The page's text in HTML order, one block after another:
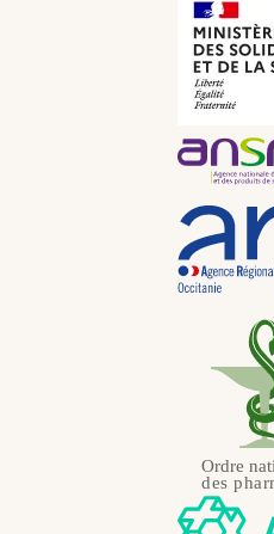
Néerlandais
Portugais